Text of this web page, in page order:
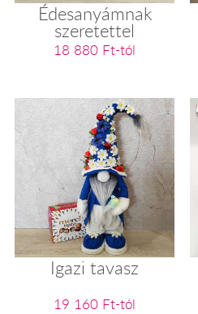
Édesanyámnak
szeretettel
18 880 Ft-tól
Igazi tavasz
19 160 Ft-tól